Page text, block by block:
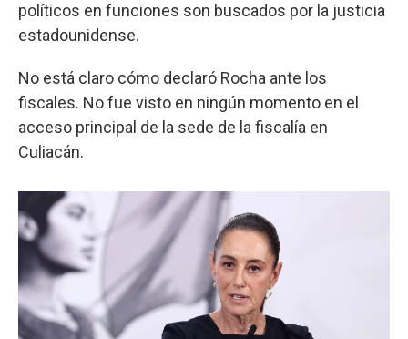
políticos en funciones son buscados por la justicia
estadounidense.
No está claro cómo declaró Rocha ante los
fiscales. No fue visto en ningún momento en el
acceso principal de la sede de la fiscalía en
Culiacán.